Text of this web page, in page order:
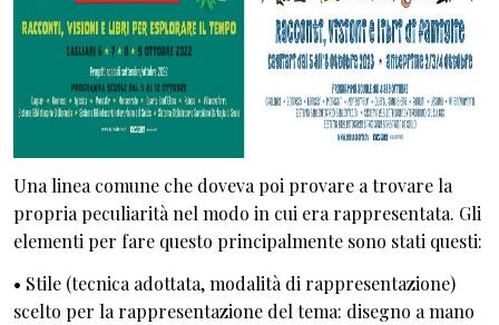
Una linea comune che doveva poi provare a trovare la
propria peculiarità nel modo in cui era rappresentata. Gli
elementi per fare questo principalmente sono stati questi:
• Stile (tecnica adottata, modalità di rappresentazione)
scelto per la rappresentazione del tema: disegno a mano